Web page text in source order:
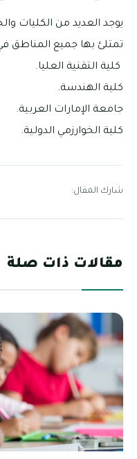
يوجد العديد من الكليات
تمتلئ بها جميع المناطق
كلية التقنية العليا.
كلية الهندسة.
جامعة الإمارات العربية.
كلية الخوارزمي الدولية.
شارك المقال:
مقالات ذات صلة